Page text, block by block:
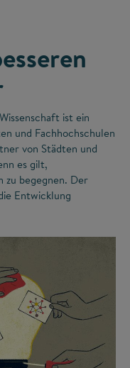
ist ein
und Fachhochschulen
von Städten und
es gilt,
zu begegnen. Der
Entwicklung